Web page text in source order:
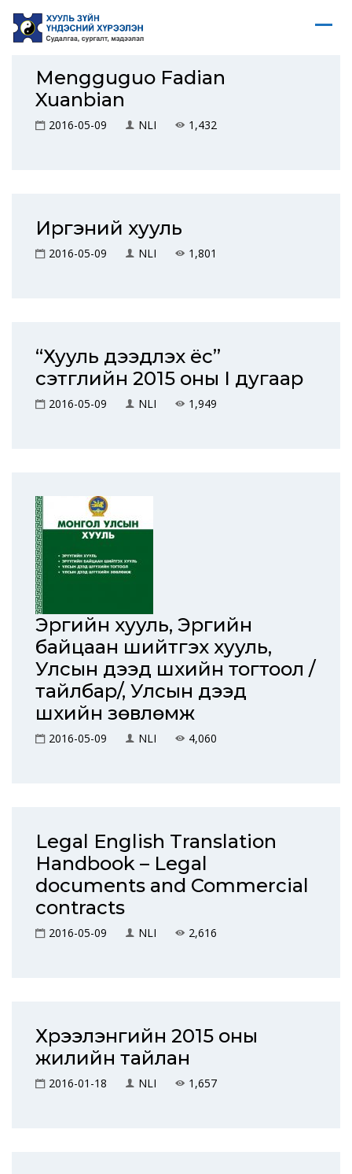
Mengguguo Fadian
Xuanbian
2016-05-09 NLI 1,432
Иргэний хууль
2016-05-09 NLI 1,801
“Хууль дээдлэх ёс”
сэтгүүлийн 2015 оны I дугаар
2016-05-09 NLI 1,949
Эрүүгийн хууль, Эрүүгийн
байцаан шийтгэх хууль,
Улсын дээд шүүхийн тогтоол /
тайлбар/, Улсын дээд
шүүхийн зөвлөмж
2016-05-09 NLI 4,060
Legal English Translation
Handbook – Legal
documents and Commercial
contracts
2016-05-09 NLI 2,616
Хүрээлэнгийн 2015 оны
жилийн тайлан
2016-01-18 NLI 1,657